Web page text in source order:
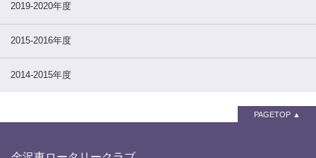
2019-2020年度
2015-2016年度
2014-2015年度
PAGETOP